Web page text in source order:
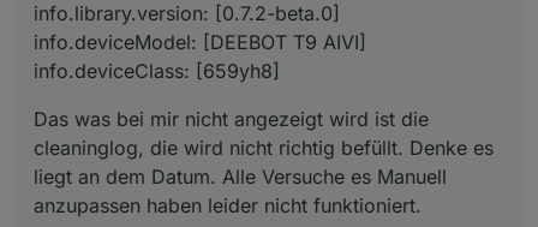
fehlte.
info.library.version: [0.7.2-beta.0]
info.deviceModel: [DEEBOT T9 AIVI]
info.deviceClass: [659yh8]
Das was bei mir nicht angezeigt wird ist die
cleaninglog, die wird nicht richtig befüllt. Denke es
liegt an dem Datum. Alle Versuche es Manuell
anzupassen haben leider nicht funktioniert.